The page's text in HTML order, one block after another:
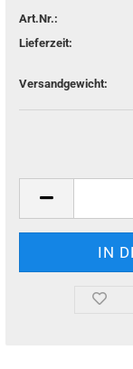
Art.Nr.:
Lieferzeit:
Versandgewicht: